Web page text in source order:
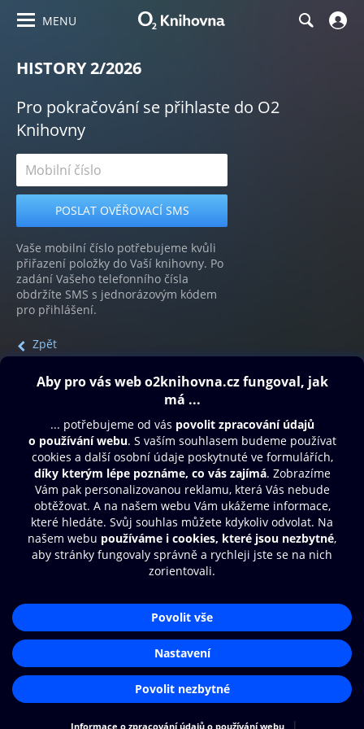
MENU
HISTORY 2/2026
Pro pokračování se přihlaste do O2
Knihovny
Vaše mobilní číslo potřebujeme kvůli
přiřazení položky do Vaší knihovny. Po
zadání Vašeho telefonního čísla
obdržíte SMS s jednorázovým kódem
pro přihlášení.
Zpět
Obsah ke stažení
Moje O2 Knihovna
Další zábava
© O2 Czech Republic a.s.
Přístupnost
Zásady zpracování osobních údajů
Nastavení cookies
Aplikace O2 Knihovna
Čti a poslouchej své e-knihy a
audioknihy rychleji a pohodlněji.